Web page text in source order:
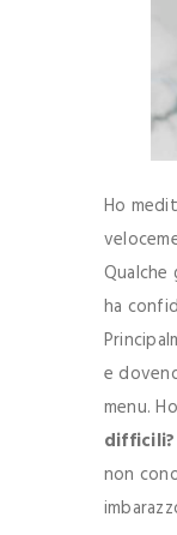
Ho
Qualche
ha
e
menu.
difficili?
non